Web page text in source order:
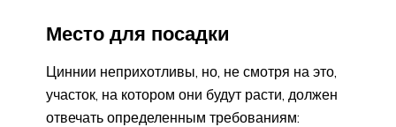
Место для посадки
Циннии неприхотливы, но, не смотря на это,
участок, на котором они будут расти, должен
отвечать определенным требованиям: